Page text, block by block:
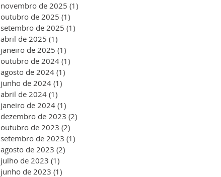
novembro de 2025 (1)
outubro de 2025 (1)
setembro de 2025 (1)
abril de 2025 (1)
janeiro de 2025 (1)
outubro de 2024 (1)
agosto de 2024 (1)
junho de 2024 (1)
abril de 2024 (1)
janeiro de 2024 (1)
dezembro de 2023 (2)
outubro de 2023 (2)
setembro de 2023 (1)
agosto de 2023 (2)
julho de 2023 (1)
junho de 2023 (1)